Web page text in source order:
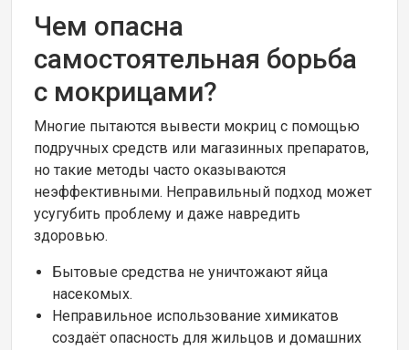
Чем опасна
самостоятельная борьба
с мокрицами?
Многие пытаются вывести мокриц с помощью
подручных средств или магазинных препаратов,
но такие методы часто оказываются
неэффективными. Неправильный подход может
усугубить проблему и даже навредить
здоровью.
Бытовые средства не уничтожают яйца
насекомых.
Неправильное использование химикатов
создаёт опасность для жильцов и домашних